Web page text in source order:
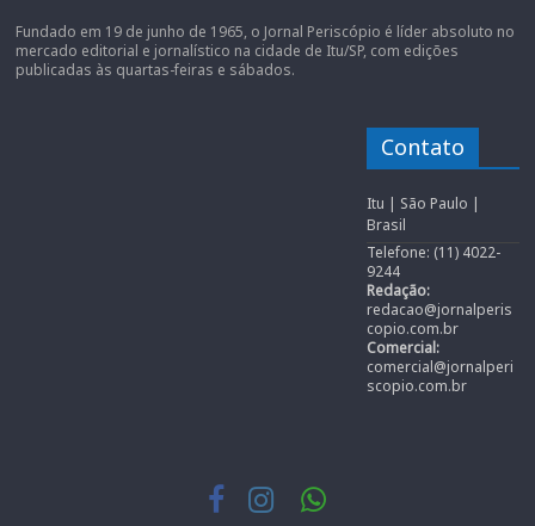
Fundado em 19 de junho de 1965, o Jornal Periscópio é líder absoluto no
mercado editorial e jornalístico na cidade de Itu/SP, com edições
publicadas às quartas-feiras e sábados.
Contato
Itu | São Paulo |
Brasil
Telefone: (11) 4022-
9244
Redação:
redacao@jornalperis
copio.com.br
Comercial:
comercial@jornalperi
scopio.com.br